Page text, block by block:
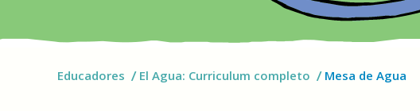
Educadores El Agua: Curriculum completo Mesa de Agua